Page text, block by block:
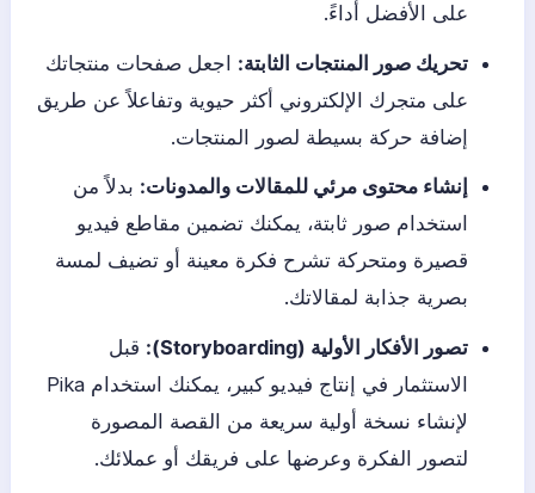
على الأفضل أداءً.
تحريك صور المنتجات الثابتة: اجعل صفحات منتجاتك
على متجرك الإلكتروني أكثر حيوية وتفاعلاً عن طريق
إضافة حركة بسيطة لصور المنتجات.
إنشاء محتوى مرئي للمقالات والمدونات: بدلاً من
استخدام صور ثابتة، يمكنك تضمين مقاطع فيديو
قصيرة ومتحركة تشرح فكرة معينة أو تضيف لمسة
بصرية جذابة لمقالاتك.
تصور الأفكار الأولية (Storyboarding):
قبل
الاستثمار في إنتاج فيديو كبير، يمكنك استخدام Pika
لإنشاء نسخة أولية سريعة من القصة المصورة
لتصور الفكرة وعرضها على فريقك أو عملائك.